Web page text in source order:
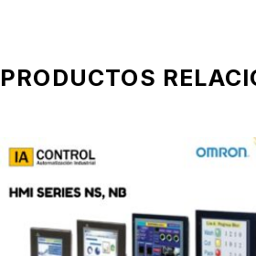
PRODUCTOS